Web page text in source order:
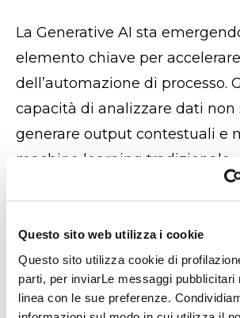
Questo sito web utilizza i cookie
Questo sito utilizza cookie di
parti, per inviarLe messaggi
linea con le sue preferenze.
La Generative AI sta
elemento chiave per
dell’automazione di processo.
capacità di analizzare dati
generare output contestuali e
machine learning tradizionale,
tecnologia consente di
possibilità dell'automazione
Nuove logiche di
elaborazione